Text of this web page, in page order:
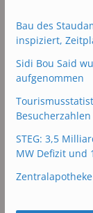
Bau des
inspiziert,
Sidi Bou Said
aufgenommen
STEG: 3,5
MW Defizit und